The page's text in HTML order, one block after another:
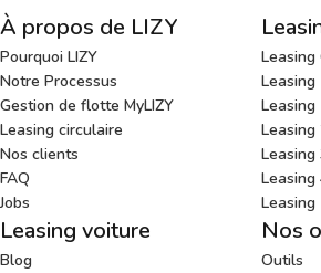
À propos de LIZY
Pourquoi LIZY
Notre Processus
Gestion de flotte MyLIZY
Leasing circulaire
Nos clients
FAQ
Jobs
Leasing
Leasing
Leasing
Leasing
Leasing
Leasing
Leasing
Leasing voiture
Blog
Nos
Outils